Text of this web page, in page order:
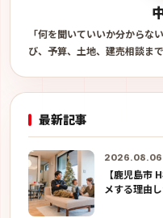
「何を聞いていいか分からな
び、予算、土地、建売相談ま
最新記事
2026.08.06
【鹿児島市
メする理由